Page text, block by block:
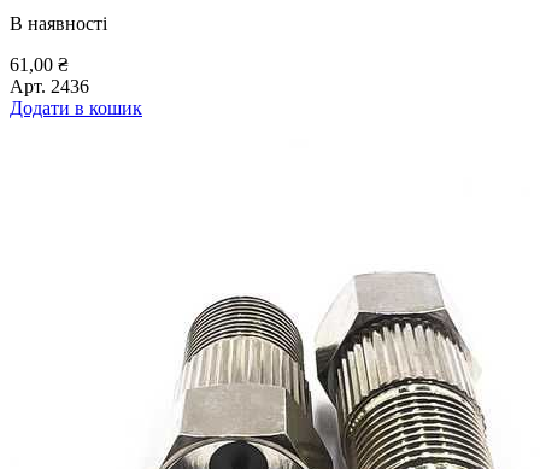
В наявності
61,00 ₴
Арт. 2436
Додати в кошик